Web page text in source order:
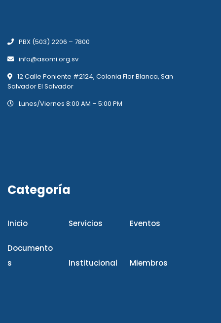
PBX (503) 2206 – 7800
info@asomi.org.sv
12 Calle Poniente #2124, Colonia Flor Blanca, San
Salvador El Salvador
Lunes/Viernes 8:00 AM – 5:00 PM
Categoría
Inicio Servicios Eventos
Documento
s
Institucional Miembros